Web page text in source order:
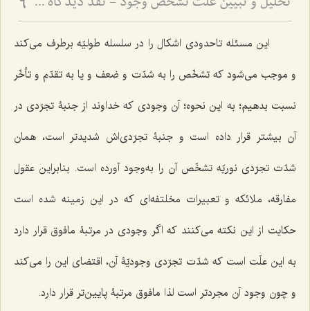
تحلیل و تبیین علّت تشخّص وجود - نقد دیدگاه مشهور و بیان نظریّه مختار در باب علّت تشخّص وجود 6
این مسئله تاحدودی اشکال را در سلسله طولیّه برطرف می‌کند
و موجب می‌شود که تشخّص را به شدّت و ضعف و یا به تقدّم و تأخّر
نسبت بدهیم؛ به این نحوه؛ آن وجودی که خداوند از جنبۀ تجرّدی در
آن بیشتر قرار داده است و جنبۀ تجرّدی‌اش شدیدتر است، همان
شدّت تجرّدی نوریّه تشخّص آن را به‌وجود آورده است. بنابراین عقول
مفارقه، ملائکه و تعبیرات مخلتفه‌ای که در این زمینه شده است
حکایت از این نکته می‌کنند که اگر وجودی در مرتبۀ مافوق قرار دارد
به این علّت است که شدّت تجرّدی وجودیّۀ آن، اقتضای این را می‌کند
و چون وجود آن مجردتر است لذا مافوق مرتبۀ پایین‌تر قرار دارد.